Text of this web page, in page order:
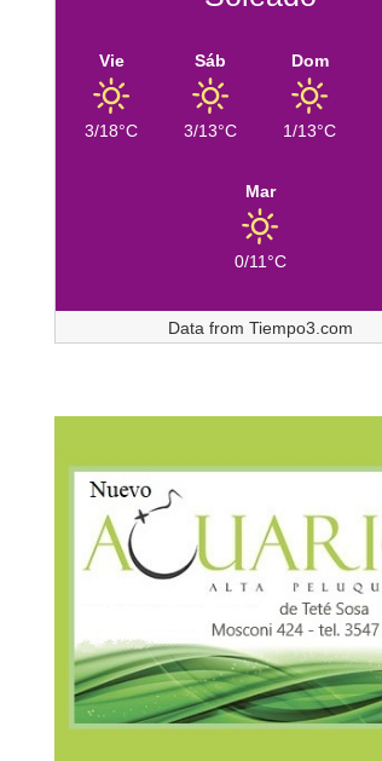
Vie
3/18°C
Sáb
3/13°C
Dom
1/13°C
Mar
0/11°C
Data from Tiempo3.com